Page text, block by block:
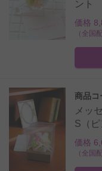
ント
価格
（全国
商品コ
メッ
S（ピ
価格
（全国